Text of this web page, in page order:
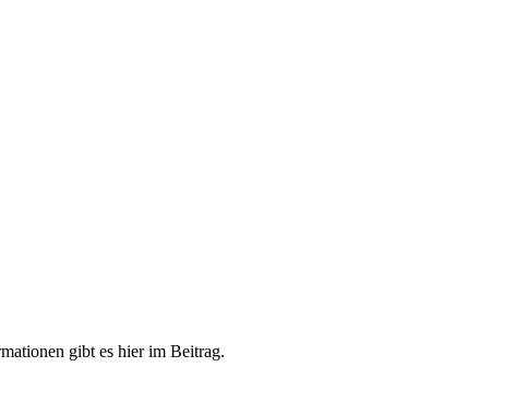
gibt es hier im Beitrag.